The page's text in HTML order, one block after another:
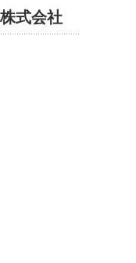
式会社